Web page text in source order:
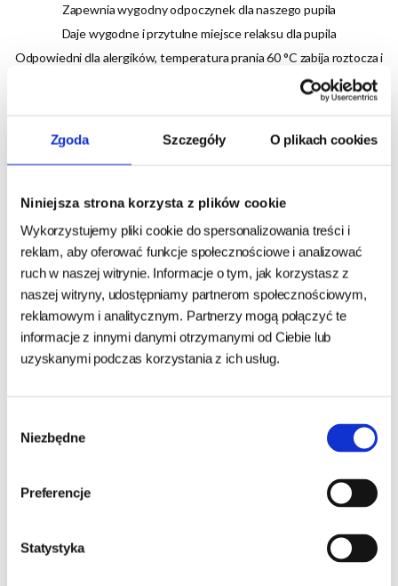
Zgoda Szczegóły O plikach cookies
Niniejsza strona korzysta z plików cookie
Wykorzystujemy pliki cookie do spersonalizowania treści i
reklam, aby oferować funkcje społecznościowe i analizować
ruch w naszej witrynie. Informacje o tym, jak korzystasz z
naszej witryny, udostępniamy partnerom społecznościowym,
reklamowym i analitycznym. Partnerzy mogą połączyć te
informacje z innymi danymi otrzymanymi od Ciebie lub
uzyskanymi podczas korzystania z ich usług.
zgody
Niezbędne
Preferencje
Statystyka
Zapewnia wygodny odpoczynek dla naszego pupila
Daje wygodne i przytulne miejsce relaksu dla pupila
Odpowiedni dla alergików, temperatura prania 60 °C zabija roztocza i
Szerokość 70cm
Inni klienci kupujący ten
produkt zakupili również